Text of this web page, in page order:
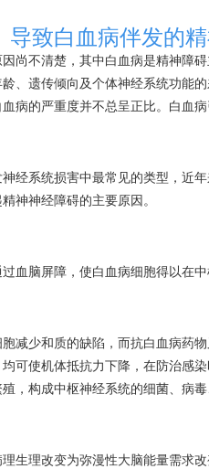
导致白血病伴发的
尚不清楚，其中白血病是精神障
、遗传倾向及个体神经系统功能
血病的严重度并不总呈正比。 白血病
经系统损害中最常见的类型，近
神神经障碍的主要原因。
血脑屏障，使白血病细胞得以在
减少和质的缺陷，而抗白血病药
可使机体抵抗力下降，在防治感
，构成中枢神经系统的细菌、病
生理改变为弥漫性大脑能量需求